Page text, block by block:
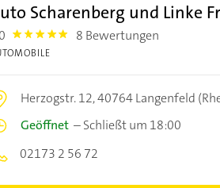
Scharenberg und Linke
5.0 8 Bewertungen
Herzogstr. 12,40764 Langenfeld
Geöffnet–Schließt um 18:00
02173 2 56 72